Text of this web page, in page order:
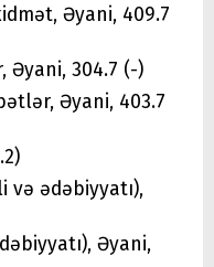
Əyani, 409.7
Əyani, 304.7 (-)
Əyani, 403.7
və ədəbiyyatı),
Əyani,